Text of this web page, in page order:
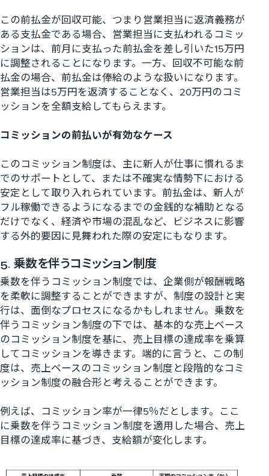
この前払金が回収可能、つまり営業担当に返済義務が
ある支払金である場合、営業担当に支払われるコミッ
ションは、前月に支払った前払金を差し引いた15万円
に調整されることになります。一方、回収不可能な前
払金の場合、前払金は俸給のような扱いになります。
営業担当は5万円を返済することなく、20万円のコミ
ッションを全額支給してもらえます。
コミッションの前払いが有効なケース
このコミッション制度は、主に新人が仕事に慣れるま
でのサポートとして、または不確実な情勢下における
安定として取り入れられています。前払金は、新人が
フル稼働できるようになるまでの金銭的な補助となる
だけでなく、経済や市場の混乱など、ビジネスに影響
する外的要因に見舞われた際の安定にもなります。
5. 乗数を伴うコミッション制度
乗数を伴うコミッション制度では、企業側が報酬戦略
を柔軟に調整することができますが、制度の設計と実
行は、面倒なプロセスになるかもしれません。乗数を
伴うコミッション制度の下では、基本的な売上ベース
のコミッション制度を基に、売上目標の達成率を乗算
してコミッションを導きます。端的に言うと、この制
度は、売上ベースのコミッション制度と段階的なコミ
ッション制度の融合形と考えることができます。
例えば、コミッション率が一律5％だとします。ここ
に乗数を伴うコミッション制度を適用した場合、売上
目標の達成率に基づき、支給額が変化します。